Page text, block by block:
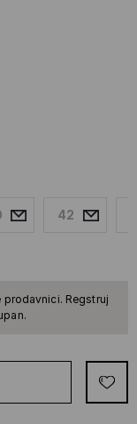
42
Regstruj